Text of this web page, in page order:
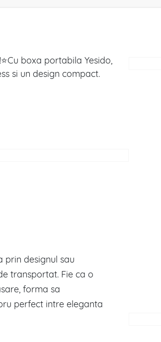
boxa portabila Yesido,
si un design compact.
prin designul sau
transportat. Fie ca o
forma sa
perfect intre eleganta